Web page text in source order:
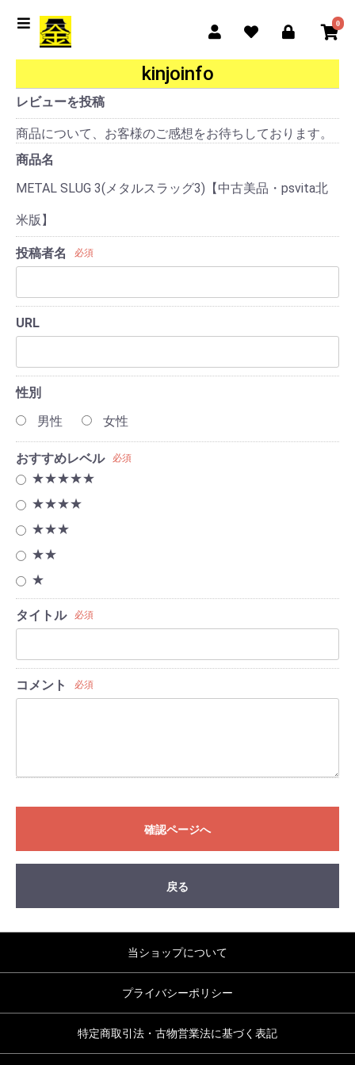
0
kinjoinfo
レビューを投稿
商品について、お客様のご感想をお待ちしております。
商品名
METAL SLUG 3(メタルスラッグ3)【中古美品・psvita北
米版】
投稿者名 必須
URL
性別
男性
女性
おすすめレベル 必須
★★★★★
★★★★
★★★
★★
★
タイトル 必須
コメント 必須
確認ページへ
戻る
当ショップについて
プライバシーポリシー
特定商取引法・古物営業法に基づく表記